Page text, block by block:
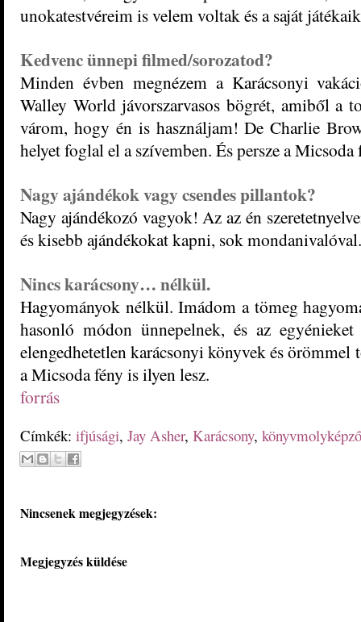
unokatestvéreim is velem voltak és a saját
Kedvenc ünnepi filmed/sorozatod?
Minden évben megnézem a Karácsonyi
Walley World jávorszarvasos bögrét, amiből a
várom, hogy én is használjam! De Charlie
helyet foglal el a szívemben. És persze a
Nagy ajándékok vagy csendes pillantok?
Nagy ajándékozó vagyok! Az az én
és kisebb ajándékokat kapni, sok
Nincs karácsony… nélkül.
Hagyományok nélkül. Imádom a tömeg
hasonló módon ünnepelnek, és az
elengedhetetlen karácsonyi könyvek és
a Micsoda fény is ilyen lesz.
forrás
Címkék: ifjúsági, Jay Asher, Karácsony, könyvmolyképző
Nincsenek megjegyzések:
Megjegyzés küldése